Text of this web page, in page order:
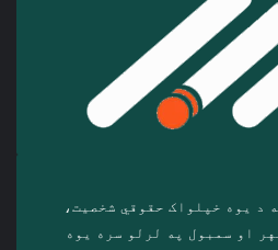
سفیر ټلوېزیوني شبکه د‎ یوه خپلواک حقوقي شخصیت،
اساس‌پاڼې، ځانګړي مهر او سمبول په لرلو سره ‎یوه